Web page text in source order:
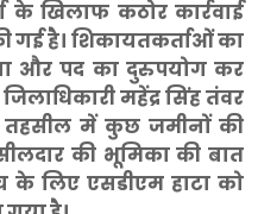
खिलाफ कठोर कार्रवाई
गई है। शिकायतकर्ताओं का
और पद का दुरुपयोग कर
महेंद्र सिंह तंवर
में कुछ जमीनों की
की भूमिका की बात
लिए एसडीएम हाटा को